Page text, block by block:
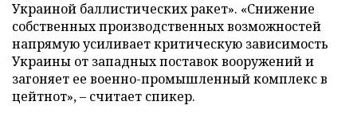
Украиной баллистических ракет». «Снижение
собственных производственных возможностей
напрямую усиливает критическую зависимость
Украины от западных поставок вооружений и
загоняет ее военно-промышленный комплекс в
цейтнот», – считает спикер.